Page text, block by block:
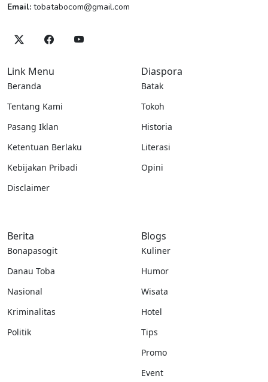
Email: tobatabocom@gmail.com
Link Menu
Beranda
Tentang Kami
Pasang Iklan
Ketentuan Berlaku
Kebijakan Pribadi
Disclaimer
Diaspora
Batak
Tokoh
Historia
Literasi
Opini
Berita
Bonapasogit
Danau Toba
Nasional
Kriminalitas
Politik
Blogs
Kuliner
Humor
Wisata
Hotel
Tips
Promo
Event